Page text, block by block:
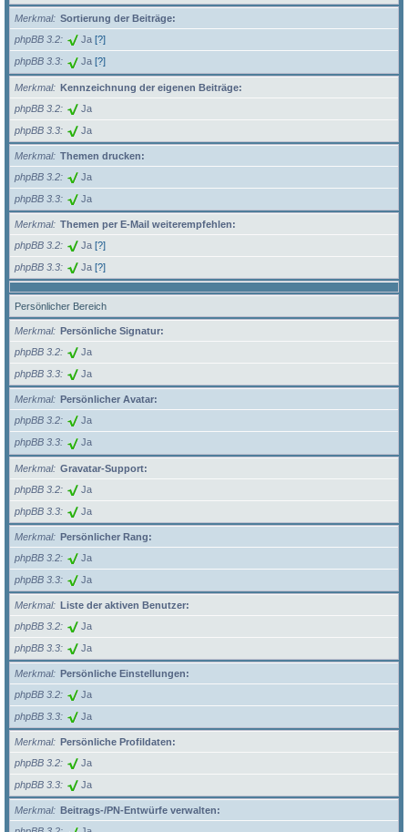
Merkmal
Sortierung der Beiträge:
phpBB 3.2
Ja [?]
phpBB 3.3 Ja [?]
Merkmal
Kennzeichnung der eigenen Beiträge:
phpBB 3.2
Ja
phpBB 3.3 Ja
Merkmal
Themen drucken:
phpBB 3.2
Ja
phpBB 3.3 Ja
Merkmal
Themen per E-Mail weiterempfehlen:
phpBB 3.2
Ja [?]
phpBB 3.3 Ja [?]
Persönlicher Bereich
Merkmal
Persönliche Signatur:
phpBB 3.2
Ja
phpBB 3.3 Ja
Merkmal
Persönlicher Avatar:
phpBB 3.2
Ja
phpBB 3.3 Ja
Merkmal
Gravatar-Support:
phpBB 3.2
Ja
phpBB 3.3 Ja
Merkmal
Persönlicher Rang:
phpBB 3.2
Ja
phpBB 3.3 Ja
Merkmal
Liste der aktiven Benutzer:
phpBB 3.2
Ja
phpBB 3.3 Ja
Merkmal
Persönliche Einstellungen:
phpBB 3.2
Ja
phpBB 3.3 Ja
Merkmal
Persönliche Profildaten:
phpBB 3.2
Ja
phpBB 3.3 Ja
Merkmal
Beitrags-/PN-Entwürfe verwalten: